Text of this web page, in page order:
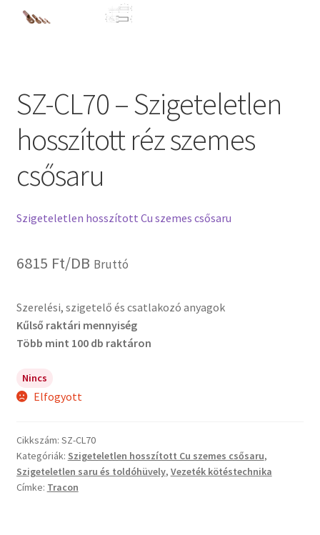
SZ-CL70 – Szigeteletlen
hosszított réz szemes
csősaru
Szigeteletlen hosszított Cu szemes csősaru
6815 Ft/DB Bruttó
Szerelési, szigetelő és csatlakozó anyagok
Kűlső raktári mennyiség
Több mint 100 db raktáron
Nincs
Elfogyott
Cikkszám: SZ-CL70
Kategóriák: Szigeteletlen hosszított Cu szemes csősaru,
Szigeteletlen saru és toldóhüvely, Vezeték kötéstechnika
Címke: Tracon